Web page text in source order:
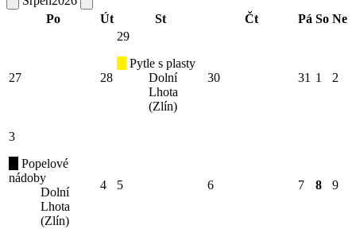
Po
Út St Čt Pá So Ne
27 28
29
Pytle s plasty
Dolní
Lhota
(Zlín)
30 31 1 2
3
Popelové
nádoby
Dolní
Lhota
(Zlín)
4 5 6 7 8 9